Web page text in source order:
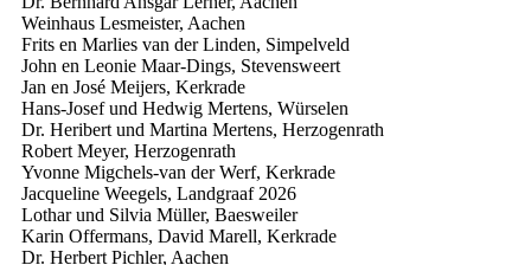
Weinhaus Lesmeister, Aachen
Frits en Marlies van der Linden, Simpelveld
John en Leonie Maar-Dings, Stevensweert
Jan en José Meijers, Kerkrade
Hans-Josef und Hedwig Mertens, Würselen
Dr. Heribert und Martina Mertens, Herzogenrath
Robert Meyer, Herzogenrath
Yvonne Migchels-van der Werf, Kerkrade
Jacqueline Weegels, Landgraaf 2026
Lothar und Silvia Müller, Baesweiler
Karin Offermans, David Marell, Kerkrade
Dr. Herbert Pichler, Aachen